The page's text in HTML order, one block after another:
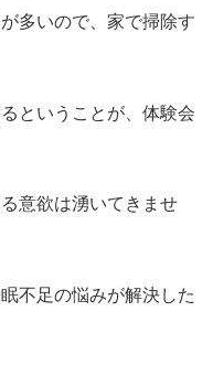
多いので、家で掃除す
ということが、体験会
意欲は湧いてきませ
不足の悩みが解決した